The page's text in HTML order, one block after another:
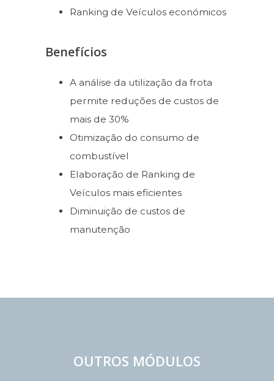
Ranking de Veículos económicos
Benefícios
A análise da utilização da frota
permite reduções de custos de
mais de 30%
Otimização do consumo de
combustível
Elaboração de Ranking de
Veículos mais eficientes
Diminuição de custos de
manutenção
OUTROS MÓDULOS